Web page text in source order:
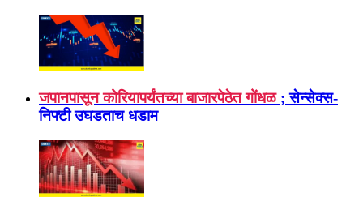
जपानपासून कोरियापर्यंतच्या बाजारपेठेत गोंधळ ; सेन्सेक्स-
निफ्टी उघडताच धडाम